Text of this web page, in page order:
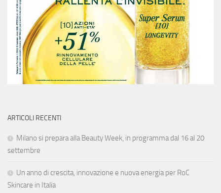
ARTICOLI RECENTI
Milano si prepara alla Beauty Week, in programma dal 16 al 20
settembre
Un anno di crescita, innovazione e nuova energia per RoC
Skincare in Italia